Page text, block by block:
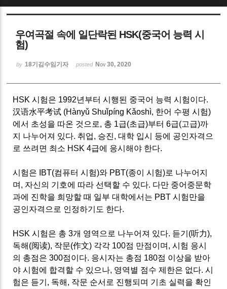
우여곡절 속에 일단락된 HSK(중국어 능력 시
험)
by 18기김수임기자 posted Nov 30, 2020
HSK시험은 1992년부터 시행된 중국어 능력 시험이다.
汉语水平考试 (Hànyǔ Shuǐpíng Kǎoshì, 한어 수평 시험)
에서 초성을 따온 것으로, 총 1급(초급)부터 6급(고급)까
지 나누어져 있다. 취업, 승진,대학 입시 등에 공인자격으
로 쓰려면 최소 HSK 4급에 응시해야 한다.
시험은 IBT(컴퓨터 시험)와 PBT(종이 시험)로 나누어지
며 , 자신의 기호에 따라 선택할 수 있다. 다만 중어중문학
과에 진학을 희망할 때 일부 대학에서는 PBT시험만을
공인자격으로 인정하기도 한다.
HSK시험은 총 3개 영역으로 나누어져 있다. 듣기 (听力),
독해 (阅读), 작문(作文) 각각 100점 만점이며 ,시험 응시
의 총점은 300점이다. 응시자는 총점 180점 이상을 받아
야 시험에 합격할 수 있으나, 영역별 점수 제한은 없다.시
험은 듣기 , 독해 , 작문 순서로 진행되며 기초 실력을 확인
Sketchbook5, 스케치북5
Sketchbook5, 스케치북5